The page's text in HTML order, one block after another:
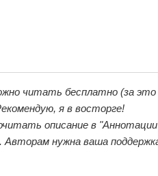
читать бесплатно (за это
я в восторге!
описание в
Авторам нужна ваша